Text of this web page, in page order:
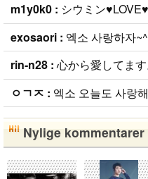
m1y0k0 : シウミン
exosaori : 엑소 사랑하자
rin-n28 : 心から愛してま
ㅇㄱㅈ : 엑소 오늘도 사랑
Nylige kommentarer